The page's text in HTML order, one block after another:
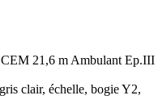
21,6 m Ambulant Ep.III
clair, échelle, bogie Y2,